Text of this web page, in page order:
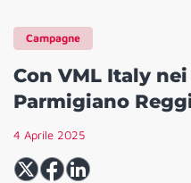
Campagne
Con VML Italy
Parmigiano
4 Aprile 2025